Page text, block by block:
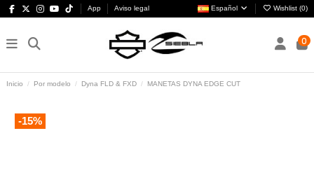
App Aviso legal Español Wishlist (0)
0
Inicio Por modelo Dyna FLD & FXD MANETAS DYNA EDGE CUT
-15%